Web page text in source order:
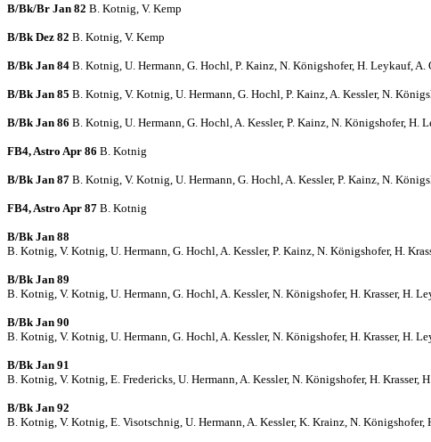
B/Bk/Br Jan 82 B. Kotnig, V. Kemp
B/Bk Dez 82 B. Kotnig, V. Kemp
B/Bk Jan 84 B. Kotnig, U. Hermann, G. Hochl, P. Kainz, N. Königshofer, H. Leykauf, A.
B/Bk Jan 85 B. Kotnig, V. Kotnig, U. Hermann, G. Hochl, P. Kainz, A. Kessler, N.
B/Bk Jan 86 B. Kotnig, U. Hermann, G. Hochl, A. Kessler, P. Kainz, N. Königshofer, H.
FB4, Astro Apr 86 B. Kotnig
B/Bk Jan 87 B. Kotnig, V. Kotnig, U. Hermann, G. Hochl, A. Kessler, P. Kainz, N.
FB4, Astro Apr 87 B. Kotnig
B/Bk Jan 88
B. Kotnig, V. Kotnig, U. Hermann, G. Hochl, A. Kessler, P. Kainz, N. Königshofer, H.
B/Bk Jan 89
B. Kotnig, V. Kotnig, U. Hermann, G. Hochl, A. Kessler, N. Königshofer, H. Krasser, H.
B/Bk Jan 90
B. Kotnig, V. Kotnig, U. Hermann, G. Hochl, A. Kessler, N. Königshofer, H. Krasser, H.
B/Bk Jan 91
B. Kotnig, V. Kotnig, E. Fredericks, U. Hermann, A. Kessler, N. Königshofer, H.
B/Bk Jan 92
B. Kotnig, V. Kotnig, E. Visotschnig, U. Hermann, A. Kessler, K. Krainz, N.